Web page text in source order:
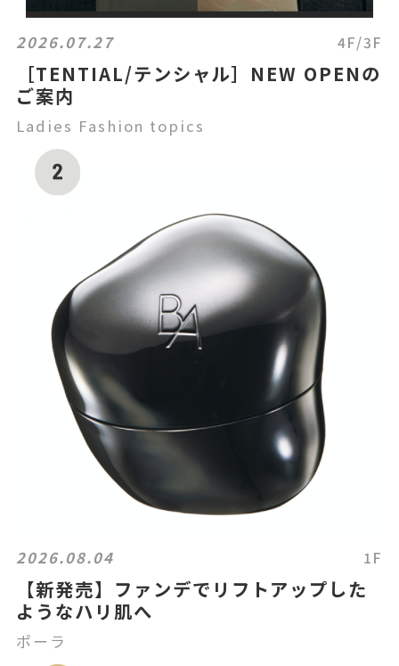
2026.07.27 4F/3F
［TENTIAL/テンシャル］NEW OPENの
ご案内
Ladies Fashion topics
2026.08.04 1F
【新発売】ファンデでリフトアップした
ようなハリ肌へ
ポーラ